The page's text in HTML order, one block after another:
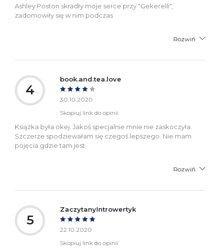
Ashley Poston skradły moje serce przy "Gekerelli",
zadomowiły się w nim podczas
Rozwiń
4
book.and.tea.love
30.10.2020
Skopiuj link do opinii
Książka była okej. Jakoś specjalnie mnie nie zaskoczyła.
Szczerze spodziewałam się czegoś lepszego. Nie mam
pojęcia gdzie tam jest
Rozwiń
5
ZaczytanyIntrowertyk
22.10.2020
Skopiuj link do opinii